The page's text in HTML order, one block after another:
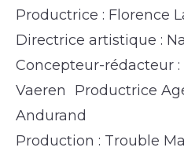
Productrice : Florence
Directrice artistique :
Concepteur-rédacteur
Vaeren Productrice
Andurand
Production : Trouble